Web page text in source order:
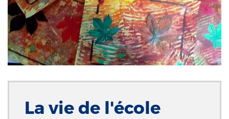
La vie de l'école